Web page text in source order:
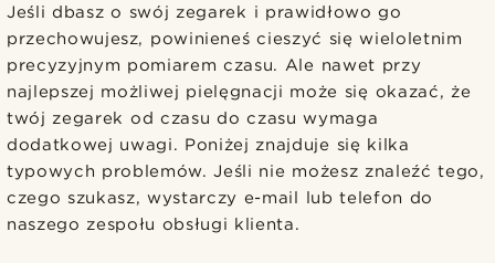
Jeśli dbasz o swój zegarek i prawidłowo go
przechowujesz, powinieneś cieszyć się wieloletnim
precyzyjnym pomiarem czasu. Ale nawet przy
najlepszej możliwej pielęgnacji może się okazać, że
twój zegarek od czasu do czasu wymaga
dodatkowej uwagi. Poniżej znajduje się kilka
typowych problemów. Jeśli nie możesz znaleźć tego,
czego szukasz, wystarczy e-mail lub telefon do
naszego zespołu obsługi klienta.